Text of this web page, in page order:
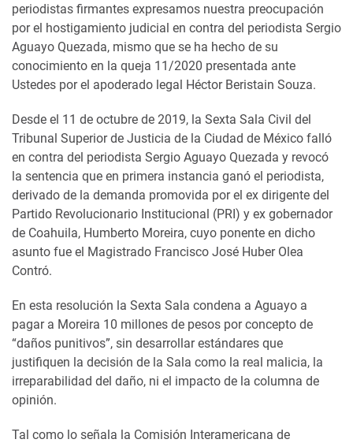
periodistas firmantes expresamos nuestra preocupación
por el hostigamiento judicial en contra del periodista Sergio
Aguayo Quezada, mismo que se ha hecho de su
conocimiento en la queja 11/2020 presentada ante
Ustedes por el apoderado legal Héctor Beristain Souza.
Desde el 11 de octubre de 2019, la Sexta Sala Civil del
Tribunal Superior de Justicia de la Ciudad de México falló
en contra del periodista Sergio Aguayo Quezada y revocó
la sentencia que en primera instancia ganó el periodista,
derivado de la demanda promovida por el ex dirigente del
Partido Revolucionario Institucional (PRI) y ex gobernador
de Coahuila, Humberto Moreira, cuyo ponente en dicho
asunto fue el Magistrado Francisco José Huber Olea
Contró.
En esta resolución la Sexta Sala condena a Aguayo a
pagar a Moreira 10 millones de pesos por concepto de
“daños punitivos”, sin desarrollar estándares que
justifiquen la decisión de la Sala como la real malicia, la
irreparabilidad del daño, ni el impacto de la columna de
opinión.
Tal como lo señala la Comisión Interamericana de